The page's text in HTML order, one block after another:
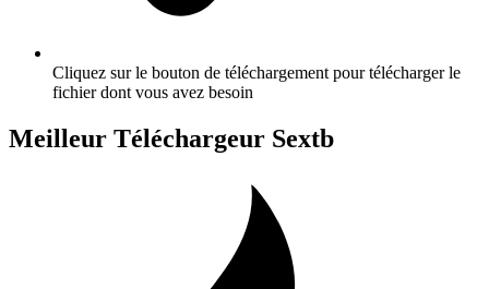
Cliquez sur le bouton de téléchargement pour télécharger le
fichier dont vous avez besoin
Meilleur Téléchargeur Sextb